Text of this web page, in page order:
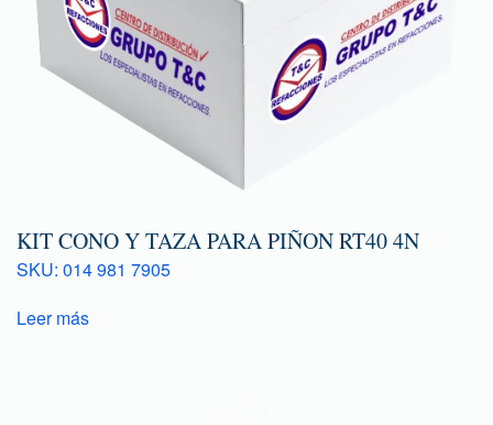
KIT CONO Y TAZA PARA PIÑON RT40 4N
SKU: 014 981 7905
Leer más